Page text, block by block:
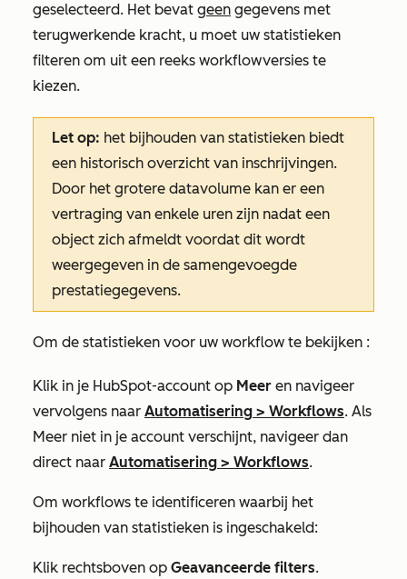
geselecteerd. Het bevat geen gegevens met
terugwerkende kracht, u moet uw statistieken
filteren om uit een reeks workflowversies te
kiezen.
Let op: het bijhouden van statistieken biedt
een historisch overzicht van inschrijvingen.
Door het grotere datavolume kan er een
vertraging van enkele uren zijn nadat een
object zich afmeldt voordat dit wordt
weergegeven in de samengevoegde
prestatiegegevens.
Om de statistieken voor uw workflow te bekijken :
Klik in je HubSpot-account op Meer en navigeer
vervolgens naar Automatisering > Workflows. Als
Meer niet in je account verschijnt, navigeer dan
direct naar Automatisering > Workflows.
Om workflows te identificeren waarbij het
bijhouden van statistieken is ingeschakeld:
Klik rechtsboven op Geavanceerde filters.